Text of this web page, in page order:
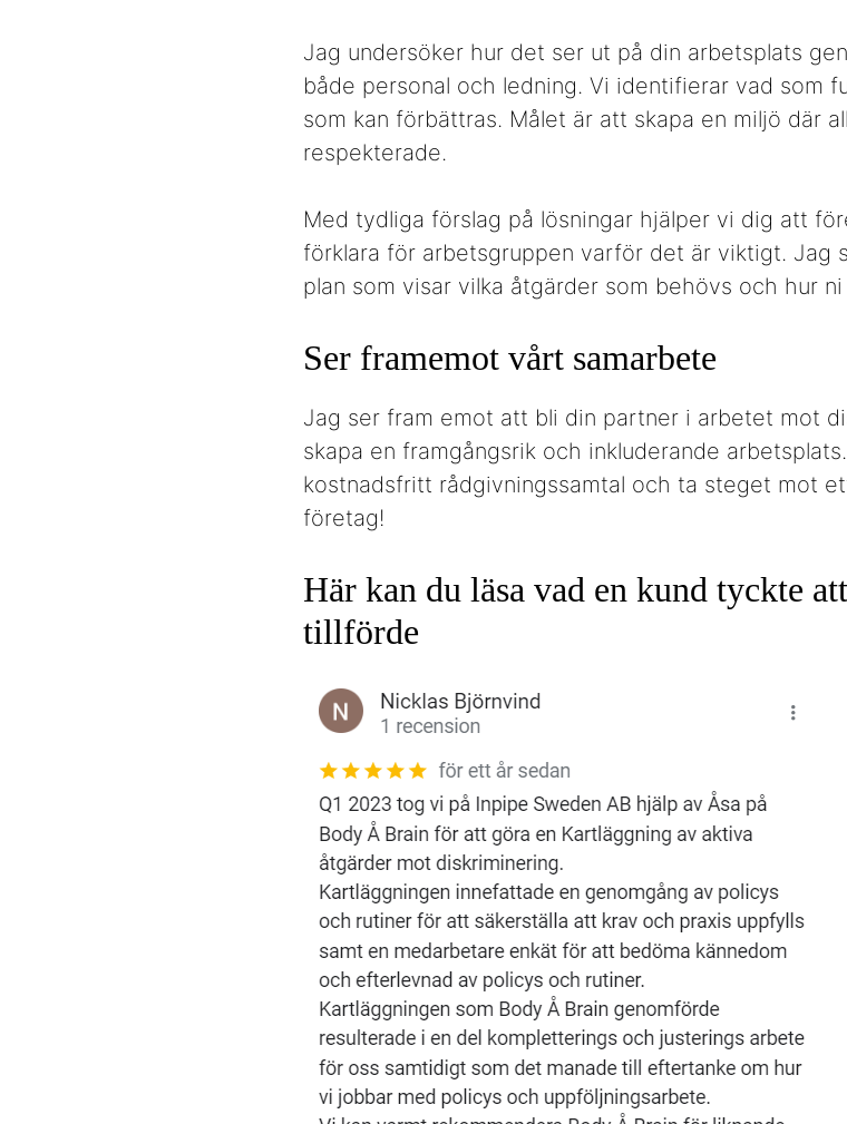
Jag undersöker hur det ser ut på din arbetsplats
både personal och ledning. Vi identifierar vad som
som kan förbättras. Målet är att skapa en miljö där
respekterade.
Med tydliga förslag på lösningar hjälper vi dig att
förklara för arbetsgruppen varför det är viktigt. Jag
plan som visar vilka åtgärder som behövs och hur
Ser framemot vårt samarbete
Jag ser fram emot att bli din partner i arbetet mot
skapa en framgångsrik och inkluderande arbetsplats.
kostnadsfritt rådgivningssamtal och ta steget mot
företag!
Här kan du läsa vad en kund tyckte
tillförde